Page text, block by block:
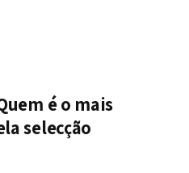
é o mais
selecção